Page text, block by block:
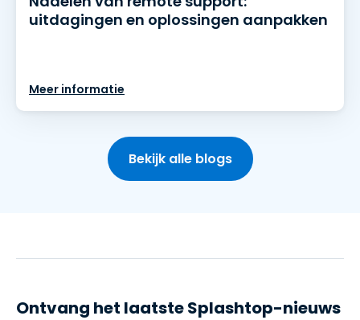
uitdagingen en oplossingen aanpakken
Meer informatie
Bekijk alle blogs
Ontvang het laatste Splashtop-nieuws